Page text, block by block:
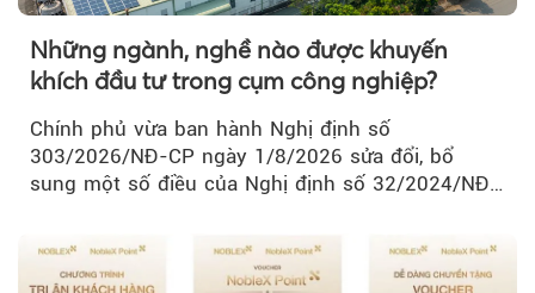
Những ngành, nghề nào được khuyến
khích đầu tư trong cụm công nghiệp?
Chính phủ vừa ban hành Nghị định số
303/2026/NĐ-CP ngày 1/8/2026 sửa đổi, bổ
sung một số điều của Nghị định số 32/2024/NĐ-